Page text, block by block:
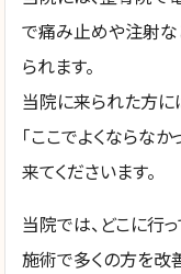
で痛み止めや注射な
られます。
当院に来られた方に
「ここでよくならな
来てくださいます。
当院では、どこに行
施術で多くの方を改